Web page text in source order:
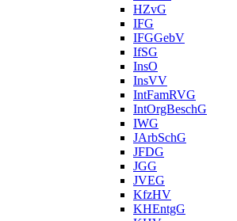
HZvG
IFG
IFGGebV
IfSG
InsO
InsVV
IntFamRVG
IntOrgBeschG
IWG
JArbSchG
JFDG
JGG
JVEG
KfzHV
KHEntgG